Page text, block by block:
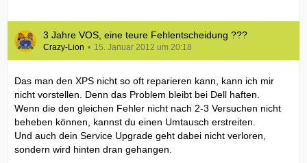
3 Jahre VOS, eine teure Fehlentscheidung ???
Crazy-Lion 15. Januar 2012 um 20:18
Das man den XPS nicht so oft reparieren kann, kann ich mir
nicht vorstellen. Denn das Problem bleibt bei Dell haften.
Wenn die den gleichen Fehler nicht nach 2-3 Versuchen nicht
beheben können, kannst du einen Umtausch erstreiten.
Und auch dein Service Upgrade geht dabei nicht verloren,
sondern wird hinten dran gehangen.